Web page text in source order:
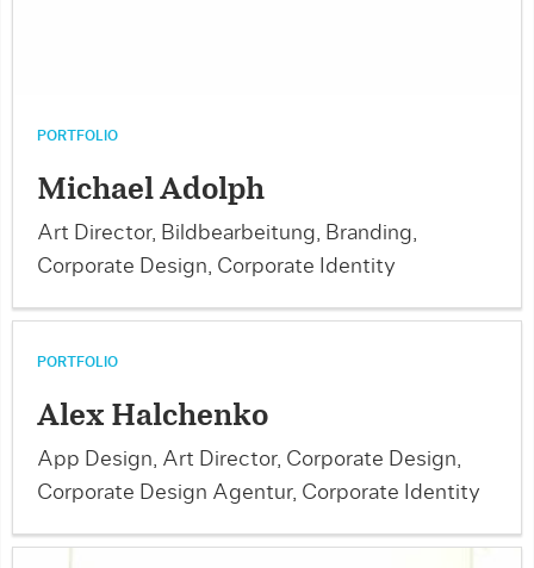
PORTFOLIO
Michael Adolph
Art Director, Bildbearbeitung, Branding,
Corporate Design, Corporate Identity
PORTFOLIO
Alex Halchenko
App Design, Art Director, Corporate Design,
Corporate Design Agentur, Corporate Identity